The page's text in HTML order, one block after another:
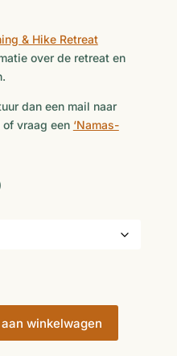
& Hike Retreat
over de retreat en
dan een mail naar
vraag een ‘Namas-
Prijsklasse:
winkelwagen